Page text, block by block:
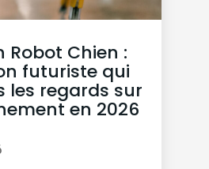
Robot Chien :
futuriste qui
les regards sur
en 2026